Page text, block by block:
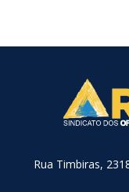
Rua Timbiras,